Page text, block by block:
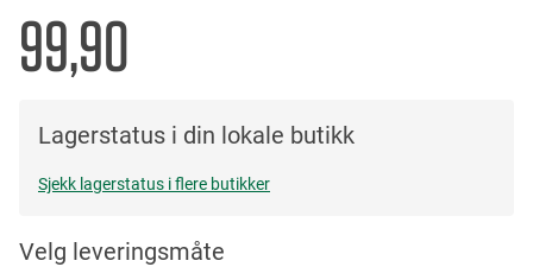
99,90
Lagerstatus i din lokale butikk
Sjekk lagerstatus i flere butikker
Velg leveringsmåte
the
images
gallery